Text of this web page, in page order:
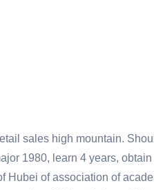
sales high mountain.
1980, learn 4 years,
Hubei of association of